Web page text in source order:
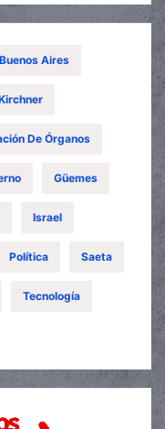
Buenos Aires
De Órganos
Güemes
Israel
Política Saeta
Tecnología